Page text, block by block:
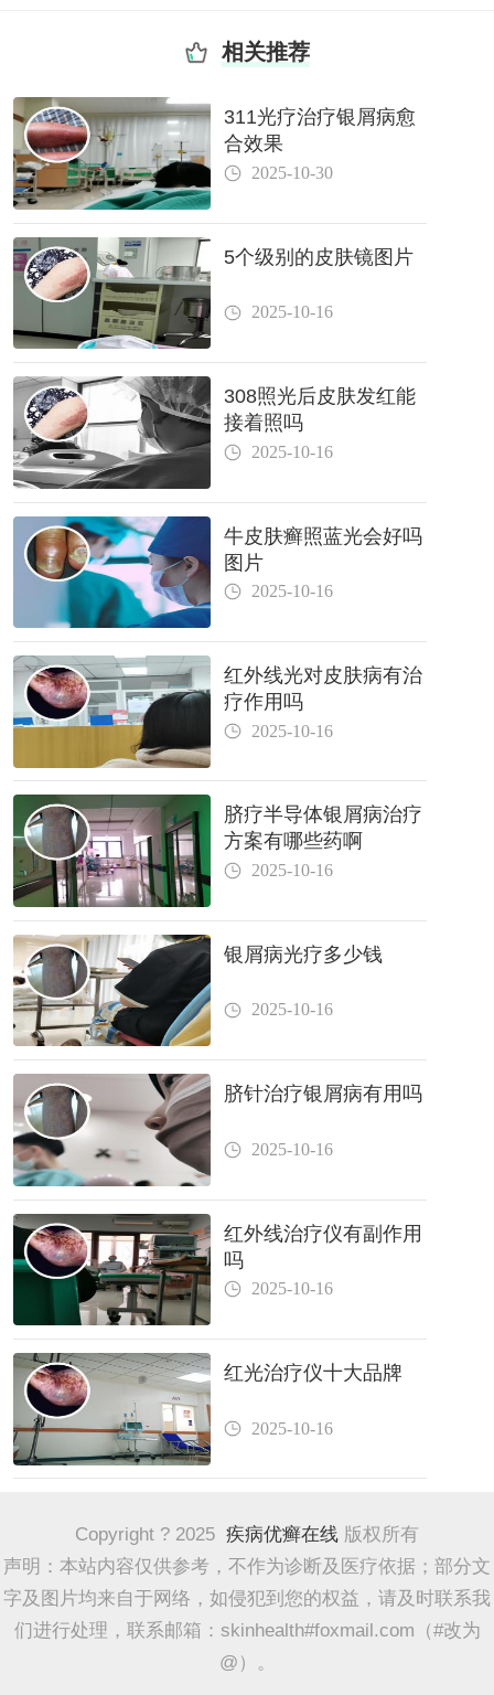
相关推荐
311光疗治疗银屑病愈
合效果
2025-10-30
5个级别的皮肤镜图片
2025-10-16
308照光后皮肤发红能
接着照吗
2025-10-16
牛皮肤癣照蓝光会好吗
图片
2025-10-16
红外线光对皮肤病有治
疗作用吗
2025-10-16
脐疗半导体银屑病治疗
方案有哪些药啊
2025-10-16
银屑病光疗多少钱
2025-10-16
脐针治疗银屑病有用吗
2025-10-16
红外线治疗仪有副作用
吗
2025-10-16
红光治疗仪十大品牌
2025-10-16
Copyright ? 2025 疾病优癣在线 版权所有
声明：本站内容仅供参考，不作为诊断及医疗依据；部分文
字及图片均来自于网络，如侵犯到您的权益，请及时联系我
们进行处理，联系邮箱：skinhealth#foxmail.com（#改为
@）。